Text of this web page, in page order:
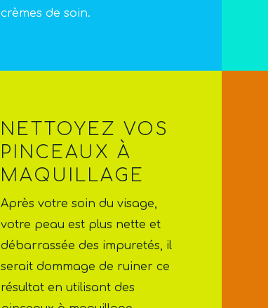
crèmes de soin.
NETTOYEZ VOS
PINCEAUX À
MAQUILLAGE
Après votre soin du visage,
votre peau est plus nette et
débarrassée des impuretés, il
serait dommage de ruiner ce
résultat en utilisant des